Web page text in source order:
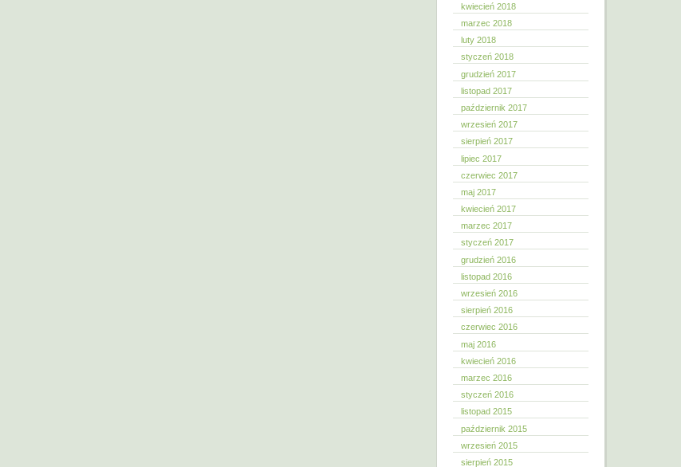
kwiecień 2018
marzec 2018
luty 2018
styczeń 2018
grudzień 2017
listopad 2017
październik 2017
wrzesień 2017
sierpień 2017
lipiec 2017
czerwiec 2017
maj 2017
kwiecień 2017
marzec 2017
styczeń 2017
grudzień 2016
listopad 2016
wrzesień 2016
sierpień 2016
czerwiec 2016
maj 2016
kwiecień 2016
marzec 2016
styczeń 2016
listopad 2015
październik 2015
wrzesień 2015
sierpień 2015